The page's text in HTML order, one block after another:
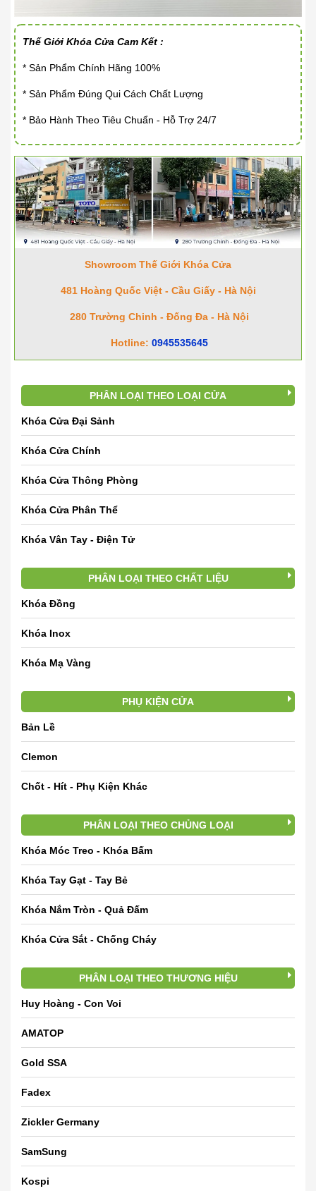
Thế Giới Khóa Cửa Cam Kết :
* Sản Phẩm Chính Hãng 100%
* Sản Phẩm Đúng Qui Cách Chất Lượng
* Bảo Hành Theo Tiêu Chuẩn - Hỗ Trợ 24/7
Showroom Thế Giới Khóa Cửa
481 Hoàng Quốc Việt - Cầu Giấy - Hà Nội
280 Trường Chinh - Đống Đa - Hà Nội
Hotline: 0945535645
PHÂN LOẠI THEO LOẠI CỬA
Khóa Cửa Đại Sảnh
Khóa Cửa Chính
Khóa Cửa Thông Phòng
Khóa Cửa Phân Thể
Khóa Vân Tay - Điện Tử
PHÂN LOẠI THEO CHẤT LIỆU
Khóa Đồng
Khóa Inox
Khóa Mạ Vàng
PHỤ KIỆN CỬA
Bản Lề
Clemon
Chốt - Hít - Phụ Kiện Khác
PHÂN LOẠI THEO CHỦNG LOẠI
Khóa Móc Treo - Khóa Bấm
Khóa Tay Gạt - Tay Bẻ
Khóa Nắm Tròn - Quả Đấm
Khóa Cửa Sắt - Chống Cháy
PHÂN LOẠI THEO THƯƠNG HIỆU
Huy Hoàng - Con Voi
AMATOP
Gold SSA
Fadex
Zickler Germany
SamSung
Kospi